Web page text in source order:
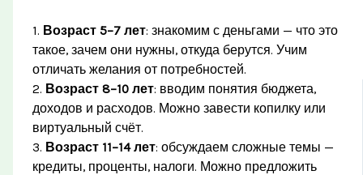
1. Возраст 5–7 лет: знакомим с деньгами — что это
такое, зачем они нужны, откуда берутся. Учим
отличать желания от потребностей.
2. Возраст 8–10 лет: вводим понятия бюджета,
доходов и расходов. Можно завести копилку или
виртуальный счёт.
3. Возраст 11–14 лет: обсуждаем сложные темы —
кредиты, проценты, налоги. Можно предложить